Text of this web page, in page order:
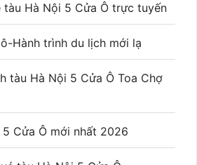
Hà Nội 5 Cửa Ô trực tuyến
Hành trình du lịch mới lạ
tàu Hà Nội 5 Cửa Ô Toa Chợ
Cửa Ô mới nhất 2026